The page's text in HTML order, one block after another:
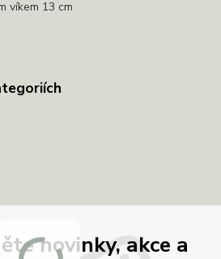
víkem 13 cm
novinky, akce a